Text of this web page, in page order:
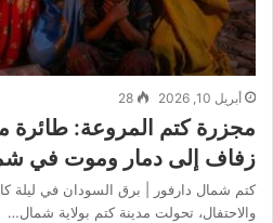
أبريل 10, 2026 28
مجزرة كتم المروعة:
زفاف إلى دمار وموت في
كتم شمال دارفور | برق السودان في ليلة
والاحتفال، تحولت مدينة كتم بولاية شمال…